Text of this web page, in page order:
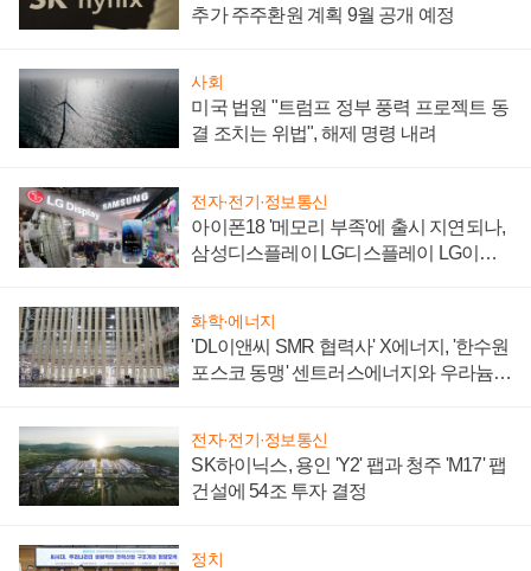
추가 주주환원 계획 9월 공개 예정
사회
미국 법원 "트럼프 정부 풍력 프로젝트 동
결 조치는 위법", 해제 명령 내려
전자·전기·정보통신
아이폰18 '메모리 부족'에 출시 지연되나,
삼성디스플레이 LG디스플레이 LG이노
화학·에너지
'DL이앤씨 SMR 협력사' X에너지, '한수원
포스코 동맹' 센트러스에너지와 우라늄
전자·전기·정보통신
SK하이닉스, 용인 'Y2' 팹과 청주 'M17' 팹
건설에 54조 투자 결정
정치